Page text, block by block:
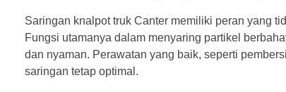
Saringan knalpot truk Canter memiliki peran yang
Fungsi utamanya dalam menyaring partikel
dan nyaman. Perawatan yang baik, seperti
saringan tetap optimal.